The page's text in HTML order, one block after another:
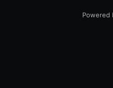
Powered